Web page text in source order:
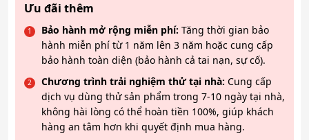
Ưu đãi thêm
Bảo hành mở rộng miễn phí: Tăng thời gian bảo
hành miễn phí từ 1 năm lên 3 năm hoặc cung cấp
bảo hành toàn diện (bảo hành cả tai nạn, sự cố).
Chương trình trải nghiệm thử tại nhà: Cung cấp
dịch vụ dùng thử sản phẩm trong 7-10 ngày tại nhà,
không hài lòng có thể hoàn tiền 100%, giúp khách
hàng an tâm hơn khi quyết định mua hàng.